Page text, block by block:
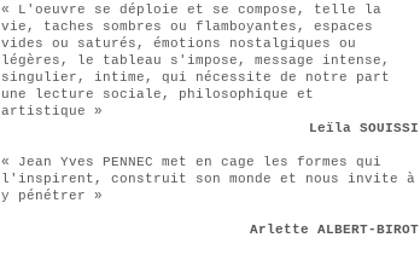
« L'oeuvre se déploie et se compose, telle la
vie, taches sombres ou flamboyantes, espaces
vides ou saturés, émotions nostalgiques ou
légères, le tableau s'impose, message intense,
singulier, intime, qui nécessite de notre part
une lecture sociale, philosophique et
artistique »
Leïla SOUISSI
« Jean Yves PENNEC met en cage les formes qui
l'inspirent, construit son monde et nous invite à
y pénétrer »
Arlette ALBERT-BIROT